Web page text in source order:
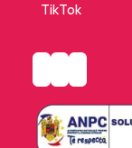
‘This is a
war’ ⭐⭐⭐⭐⭐
TikTok